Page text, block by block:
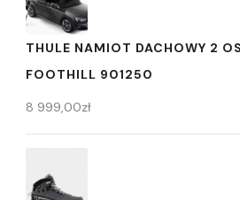
THULE NAMIOT DACHOWY 2
FOOTHILL 901250
8 999,00zł